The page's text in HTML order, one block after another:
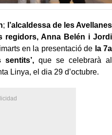
;
l’alcaldessa de les Avellanes
regidors, Anna Belén i Jordi
en la presentació de la 7a
que se celebrarà al
Linya, el dia 29 d’octubre.